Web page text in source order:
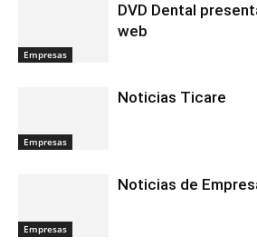
Empresas
DVD Dental
web
Empresas
Noticias Ticare
Empresas
Noticias de